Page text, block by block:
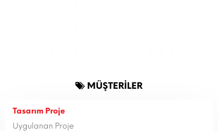
MÜŞTERİLER
Tasarım Proje
Uygulanan Proje